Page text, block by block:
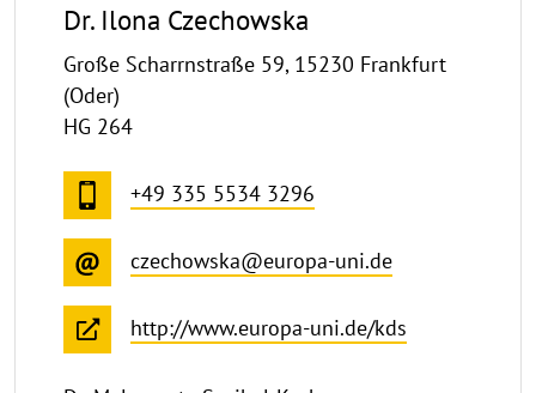
Dr. Ilona Czechowska
Große Scharrnstraße 59, 15230 Frankfurt
(Oder)
HG 264
+49 335 5534 3296
czechowska@europa-uni.de
http://www.europa-uni.de/kds